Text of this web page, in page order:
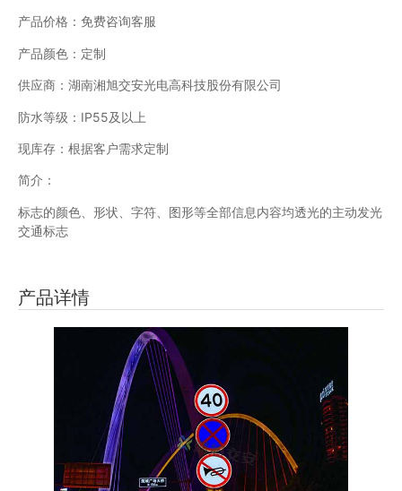
产品价格：免费咨询客服
产品颜色：定制
供应商：湖南湘旭交安光电高科技股份有限公司
防水等级：IP55及以上
现库存：根据客户需求定制
简介：
标志的颜色、形状、字符、图形等全部信息内容均透光的主动发光
交通标志
产品详情